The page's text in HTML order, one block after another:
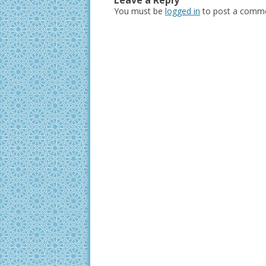
You must be logged in to post a